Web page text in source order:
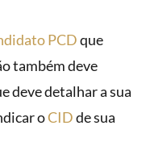
PCDque
também deve
deve detalhar a sua
oCIDde sua